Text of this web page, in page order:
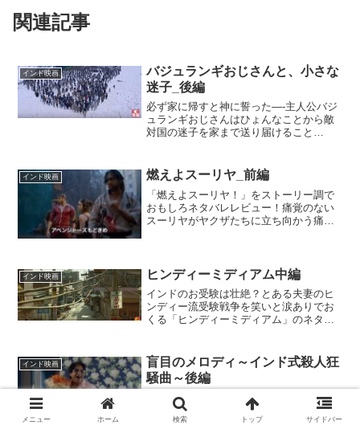
関連記事
インド映画
バジュランギおじさんと、小さな
迷子_後編
必ず家に帰すと神に誓った—-主人公バジ
ュランギおじさんはひょんなことから敵
対国の迷子を家まで送り届けること
タバレ＆完全レビュー！
インド映画 燃えよスーリヤ_前編
「燃えよスーリヤ！」をストーリー調で
おもしろネタバレレビュー！痛覚のない
スーリヤがヤクザたちに立ち向かう痛快
インド映画 ヒンディーミディアム中編
インドのお受験は壮絶？とある夫妻のヒ
ンディー流受験戦争を笑いと涙ありでお
くる「ヒンディーミディアム」のネタバ
インド映画
盲目のメロディ～インド式殺人狂
騒曲～後編
予測不能なブラックコメディ！インド映
画「盲目のメロディ～インド式殺人狂騒
曲～」をどこよりも詳しくストーリー調
メニュー ホーム 検索 トップ サイドバー